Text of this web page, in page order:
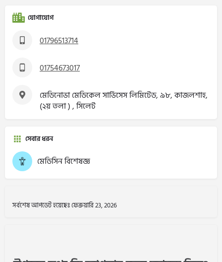
যোগাযোগ
01796513714
01754673017
মেডিনোভা মেডিকেল সার্ভিসেস লিমিটেড, ৯৮, কাজলশাহ,
(২য় তলা ) , সিলেট
সেবার ধরন
মেডিসিন বিশেষজ্ঞ
সর্বশেষ আপডেট হয়েছেঃ ফেব্রুয়ারি 23, 2026